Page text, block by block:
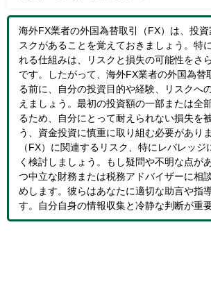
海外FX業者の外国為替取引（FX）は、投資
スクがあることを覚えておきましょう。特
れる仕組みは、リスクと損失の可能性をさ
です。したがって、海外FX業者の外国為替
る前に、自分の投資目的や経験、リスクへ
えましょう。最初の投資額の一部または全
るため、自分にとって耐えられない損失を
う、資金投資に慎重に取り組む必要があり
（FX）に関連するリスク、特にレバレッジ
く検討しましょう。もし疑問や不明な点が
つ中立な財務または税務アドバイザーに相
めします。彼らはあなたに適切な助言や指
す。自分自身の情報収集と冷静な判断が重